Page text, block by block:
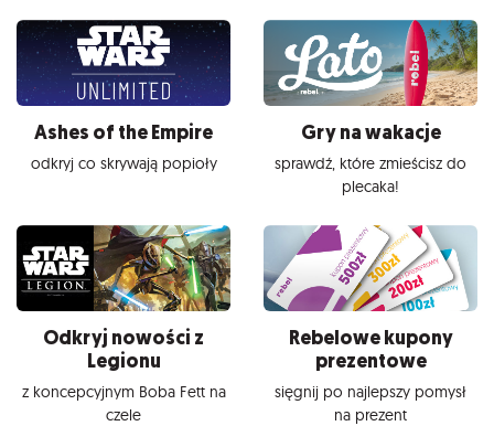
Ashes of the Empire
odkryj co skrywają popioły
Gry na wakacje
sprawdź, które zmieścisz do
plecaka!
Odkryj nowości z
Legionu
z koncepcyjnym Boba Fett na
czele
Rebelowe kupony
prezentowe
sięgnij po najlepszy pomysł
na prezent